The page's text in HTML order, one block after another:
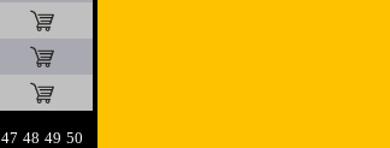
47 48 49 50